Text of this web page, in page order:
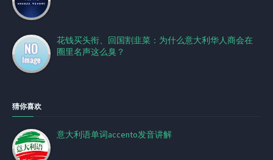
花钱买头衔、回国割韭菜：为什么意大利华人商会在
圈里名声这么臭？
猜你喜欢
意大利语单词accento发音讲解